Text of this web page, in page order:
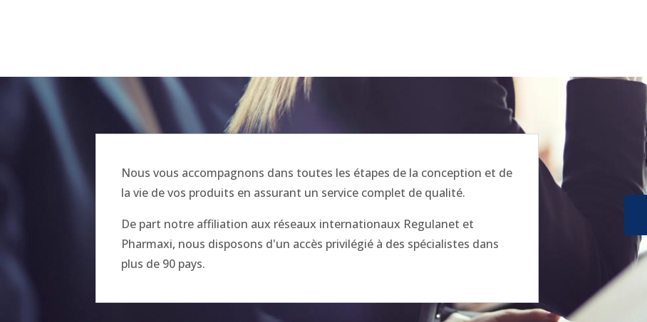
Nous vous accompagnons dans toutes les étapes de la conception et de
la vie de vos produits en assurant un service complet de qualité.
De part notre affiliation aux réseaux internationaux Regulanet et
Pharmaxi, nous disposons d'un accès privilégié à des spécialistes dans
plus de 90 pays.